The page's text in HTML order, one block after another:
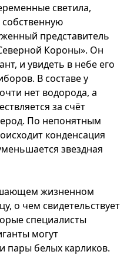
светила,
представитель
Короны». Он
и увидеть в небе его
В составе у
нет водорода, а
за счёт
По непонятным
конденсация
звездная
жизненном
о чем свидетельствует
специалисты
могут
пары белых карликов.